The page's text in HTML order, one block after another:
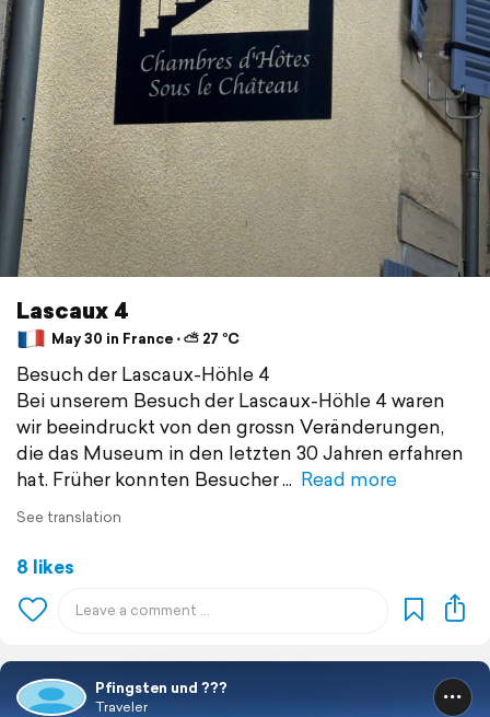
Lascaux 4
May 30 in France ⋅ ⛅ 27 °C
Besuch der Lascaux-Höhle 4
Bei unserem Besuch der Lascaux-Höhle 4 waren
wir beeindruckt von den grossn Veränderungen,
die das Museum in den letzten 30 Jahren erfahren
hat. Früher konnten Besucher
Read more
See translation
8 likes
Pfingsten und ???
Traveler